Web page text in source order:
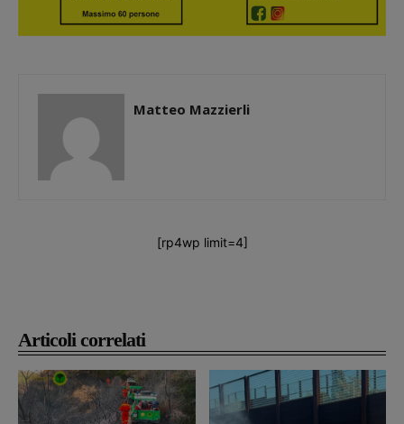
Articoli correlati
Matteo Mazzierli
[rp4wp limit=4]